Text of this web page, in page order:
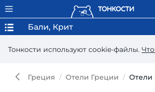
Тонкости используют сookie-файлы.
Бали, Крит
Греция Отели Греции Отели